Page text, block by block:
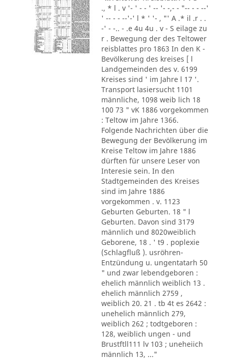
., * l . v '- ' - - ' -- '- -,- - "-- - - --'
' -- - - --'-' l * ' '- , "' A .* il .r . .
-' - -.. - .e 4u 4u . v - S eilage zu
r . Bewegung der des Teltower
reisblattes pro 1863 In den K -
Bevölkerung des kreises [ l
Landgemeinden des v. 6199
Kreises sind ' im Jahre l 17 '.
Transport lasiersucht 1101
männliche, 1098 weib lich 18
100 73 " vK 1886 vorgekommen
: Teltow im Jahre 1366.
Folgende Nachrichten über die
Bewegung der Bevölkerung im
Kreise Teltow im Jahre 1886
dürften für unsere Leser von
Interesie sein. In den
Stadtgemeinden des Kreises
sind im Jahre 1886
vorgekommen . v. 1123
Geburten Geburten. 18 " l
Geburten. Davon sind 3179
männlich und 8020weiblich
Geborene, 18 . ' t9 . poplexie
(Schlagfluß ). usröhren-
Entzündung u. ungentatarh 50
" und zwar lebendgeboren :
ehelich männlich weiblich 13 .
ehelich männlich 2759 ,
weiblich 20. 21 . tb 4t es 2642 :
unehelich männlich 279,
weiblich 262 ; todtgeboren :
128, weiblich ungen - und
Brustftll111 lv 103 ; uneheiich
männlich 13, ..."